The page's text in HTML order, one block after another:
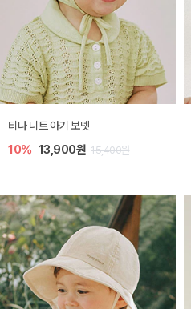
티나 니트 아기 보넷
10% 13,900원 15,400원